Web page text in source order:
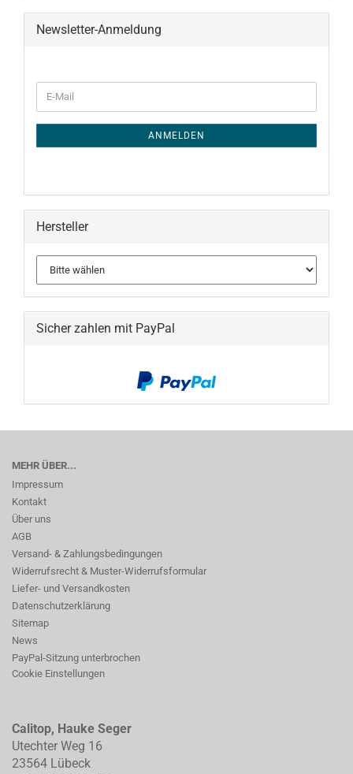
Newsletter-Anmeldung
ZUR
E-
Mail
ANMELDEN
Hersteller
Sicher zahlen mit PayPal
MEHR ÜBER...
Impressum
Kontakt
Über uns
AGB
Versand- & Zahlungsbedingungen
Widerrufsrecht & Muster-Widerrufsformular
Liefer- und Versandkosten
Datenschutzerklärung
Sitemap
News
PayPal-Sitzung unterbrochen
Cookie Einstellungen
Calitop, Hauke Seger
Utechter Weg 16
23564 Lübeck